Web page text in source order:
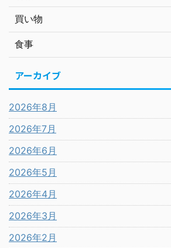
買い物
食事
アーカイブ
2026年8月
2026年7月
2026年6月
2026年5月
2026年4月
2026年3月
2026年2月